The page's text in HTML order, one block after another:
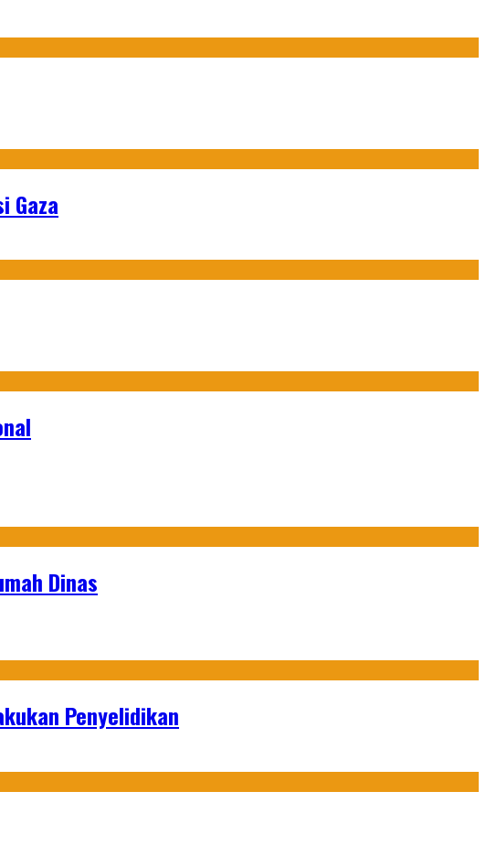
Gaza
Dinas
Penyelidikan